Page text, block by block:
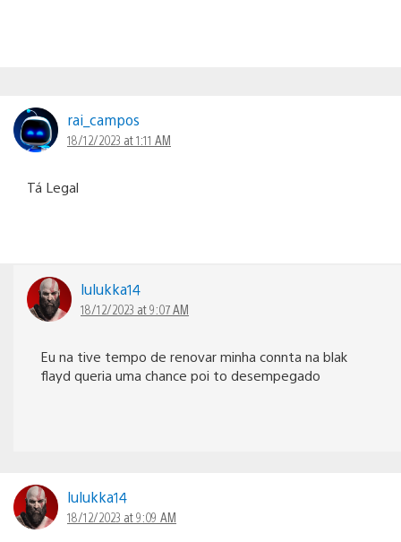
rai_campos
18/12/2023 at 1:11 AM
Tá Legal
lulukka14
18/12/2023 at 9:07 AM
Eu na tive tempo de renovar minha connta na blak
flayd queria uma chance poi to desempegado
lulukka14
18/12/2023 at 9:09 AM